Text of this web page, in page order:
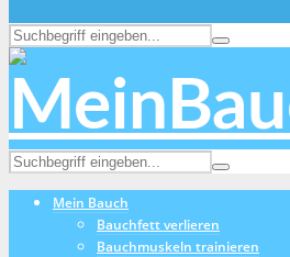
Mein Bauch
Bauchfett verlieren
Bauchmuskeln trainieren